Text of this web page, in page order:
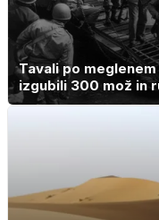
Tavali po
izgubili 300 mož in